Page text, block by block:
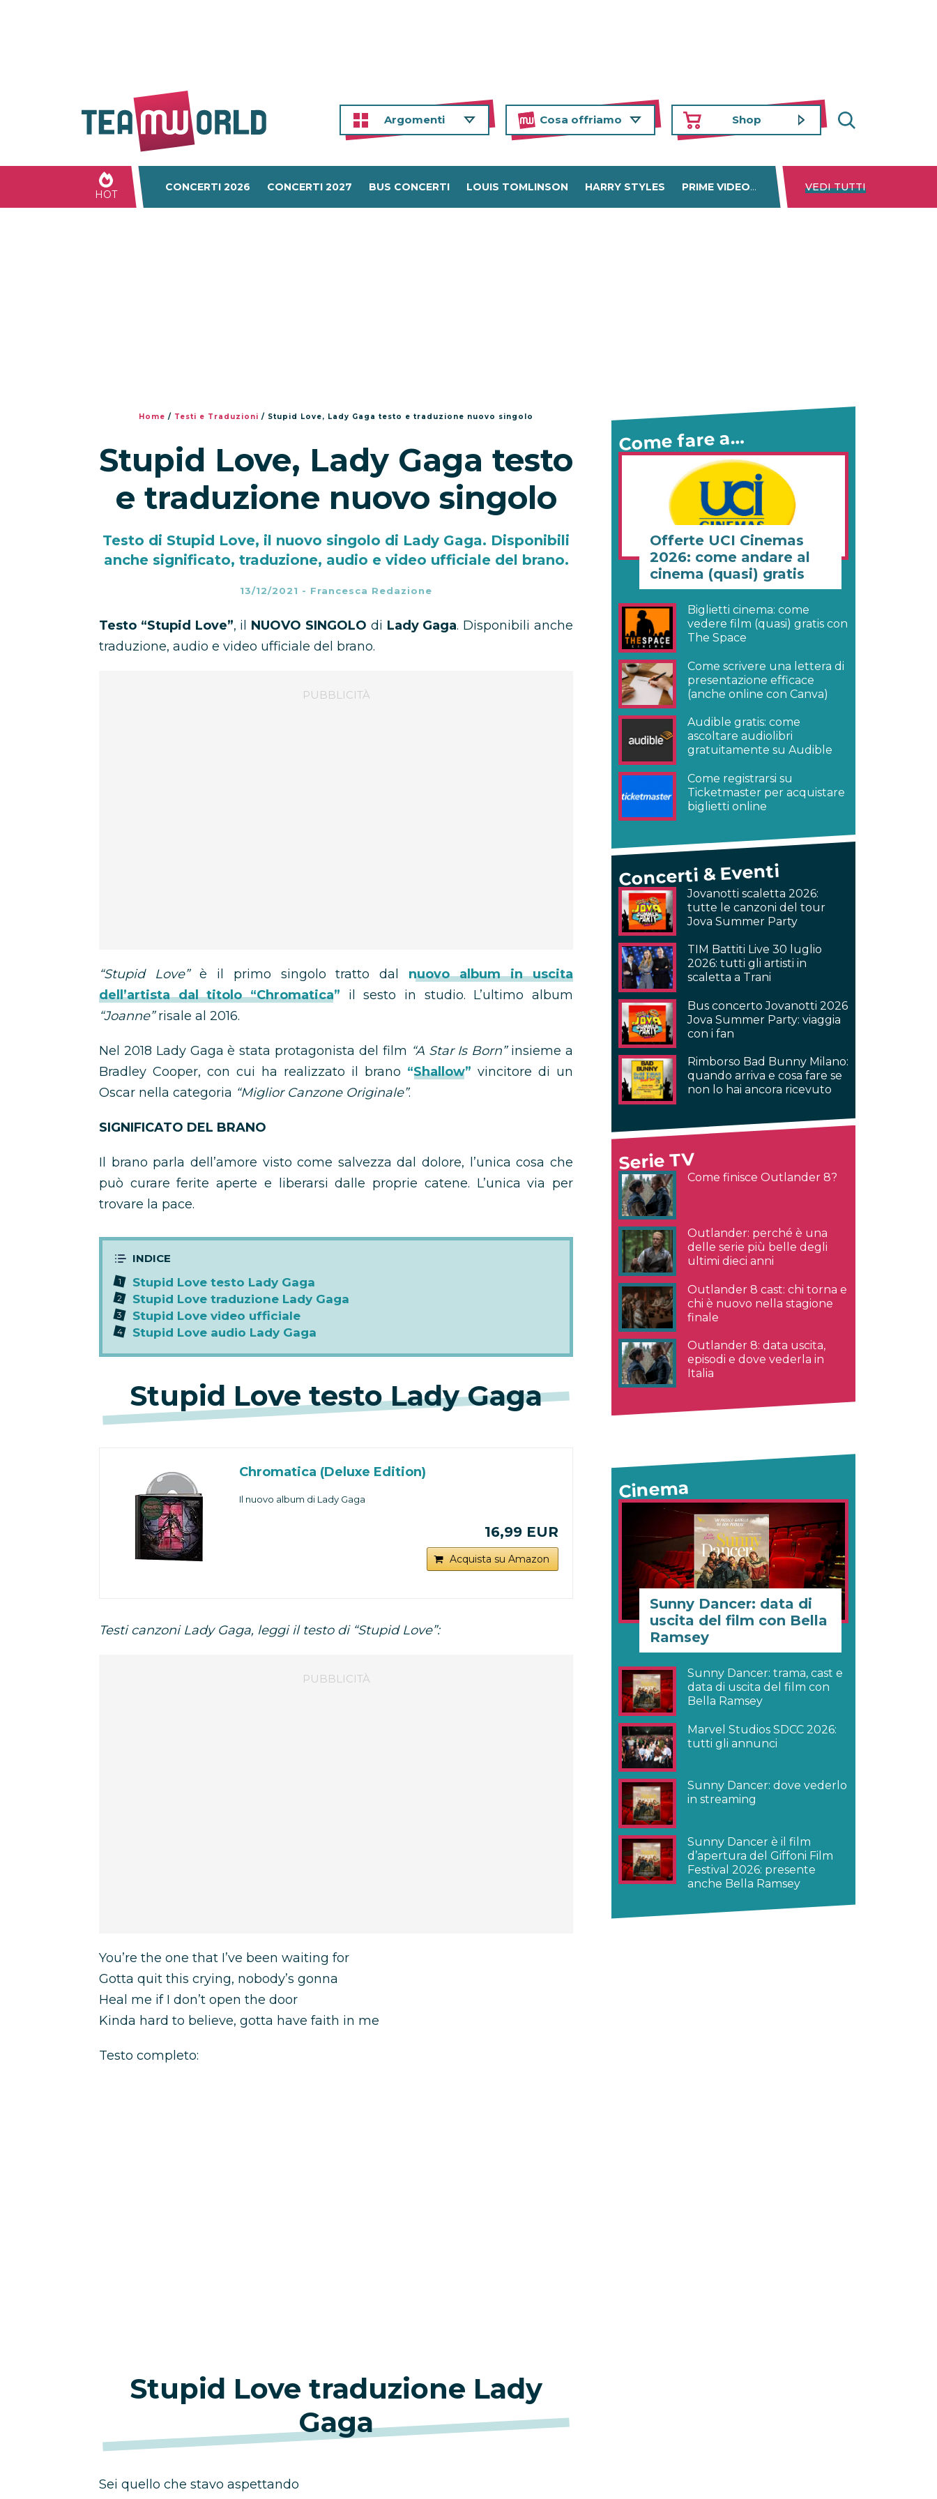
Argomenti Cosa offriamo Shop
HOT
CONCERTI 2026 CONCERTI 2027 BUS CONCERTI LOUIS TOMLINSON HARRY STYLES PRIME VIDEO DISNEY+ NETFLIX
VEDI TUTTI
Home / Testi e Traduzioni / Stupid Love, Lady Gaga testo e traduzione nuovo singolo
Stupid Love, Lady Gaga testo
e traduzione nuovo singolo
Testo di Stupid Love, il nuovo singolo di Lady Gaga. Disponibili
anche significato, traduzione, audio e video ufficiale del brano.
13/12/2021 - Francesca Redazione
Testo “Stupid Love”, il NUOVO SINGOLO di Lady Gaga. Disponibili anche
traduzione, audio e video ufficiale del brano.
“Stupid Love”è il primo singolo tratto dal nuovo album in uscita
dell’artista dal titolo“Chromatica” il sesto in studio. L’ultimo album
“Joanne”risale al 2016.
Nel 2018 Lady Gaga è stata protagonista del film “A Star Is Born”insieme a
Bradley Cooper, con cui ha realizzato il brano “Shallow” vincitore di un
Oscar nella categoria “Miglior Canzone Originale”.
SIGNIFICATO DEL BRANO
Il brano parla dell’amore visto come salvezza dal dolore, l’unica cosa che
può curare ferite aperte e liberarsi dalle proprie catene. L’unica via per
trovare la pace.
Stupid Love testo Lady Gaga
Stupid Love traduzione Lady Gaga
Stupid Love video ufficiale
Stupid Love audio Lady Gaga
Stupid Love testo Lady Gaga
Chromatica (Deluxe Edition)
Il nuovo album di Lady Gaga
16,99 EUR
Acquista su Amazon
Testi canzoni Lady Gaga, leggi il testo di “Stupid Love”:
You’re the one that I’ve been waiting for
Gotta quit this crying, nobody’s gonna
Heal me if I don’t open the door
Kinda hard to believe, gotta have faith in me
Testo completo:
Stupid Love traduzione Lady
Gaga
Sei quello che stavo aspettando
Come fare a…
Offerte UCI Cinemas
2026: come andare al
cinema (quasi) gratis
Biglietti cinema: come
vedere film (quasi) gratis con
The Space
Come scrivere una lettera di
presentazione efficace
(anche online con Canva)
Audible gratis: come
ascoltare audiolibri
gratuitamente su Audible
Come registrarsi su
Ticketmaster per acquistare
biglietti online
Concerti & Eventi
Jovanotti scaletta 2026:
tutte le canzoni del tour
Jova Summer Party
TIM Battiti Live 30 luglio
2026: tutti gli artisti in
scaletta a Trani
Bus concerto Jovanotti 2026
Jova Summer Party: viaggia
con i fan
Rimborso Bad Bunny Milano:
quando arriva e cosa fare se
non lo hai ancora ricevuto
Serie TV
Come finisce Outlander 8?
Outlander: perché è una
delle serie più belle degli
ultimi dieci anni
Outlander 8 cast: chi torna e
chi è nuovo nella stagione
finale
Outlander 8: data uscita,
episodi e dove vederla in
Italia
Cinema
Sunny Dancer: data di
uscita del film con Bella
Ramsey
Sunny Dancer: trama, cast e
data di uscita del film con
Bella Ramsey
Marvel Studios SDCC 2026:
tutti gli annunci
Sunny Dancer: dove vederlo
in streaming
Sunny Dancer è il film
d’apertura del Giffoni Film
Festival 2026: presente
anche Bella Ramsey